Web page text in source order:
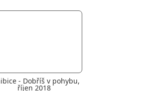
- Dobříš v pohybu,
říjen 2018